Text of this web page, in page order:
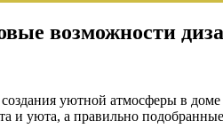
возможности
создания уютной атмосферы в
и уюта, а правильно